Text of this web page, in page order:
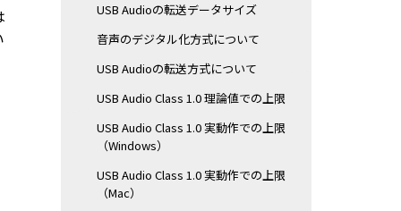
USB Audioの転送データサイズ
音声のデジタル化方式について
USB Audioの転送方式について
USB Audio Class 1.0 理論値での上限
USB Audio Class 1.0 実動作での上限
（Windows）
USB Audio Class 1.0 実動作での上限
（Mac）